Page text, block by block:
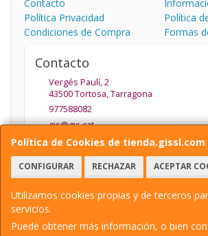
Política de Cookies de tienda.gissl.com
CONFIGURAR RECHAZAR ACEPTAR
Utilizamos cookies propias y de terceros
servicios.
Puede obtener más información, o bien
Contacto
Política Privacidad
Política
Condiciones de Compra
Formas
Contacto
Vergés Paulí, 2
43500Tortosa,Tarragona
977588082
gis@gis.cat
Horario
De Lunes a Viernes de 9.30 a 13.30 y de